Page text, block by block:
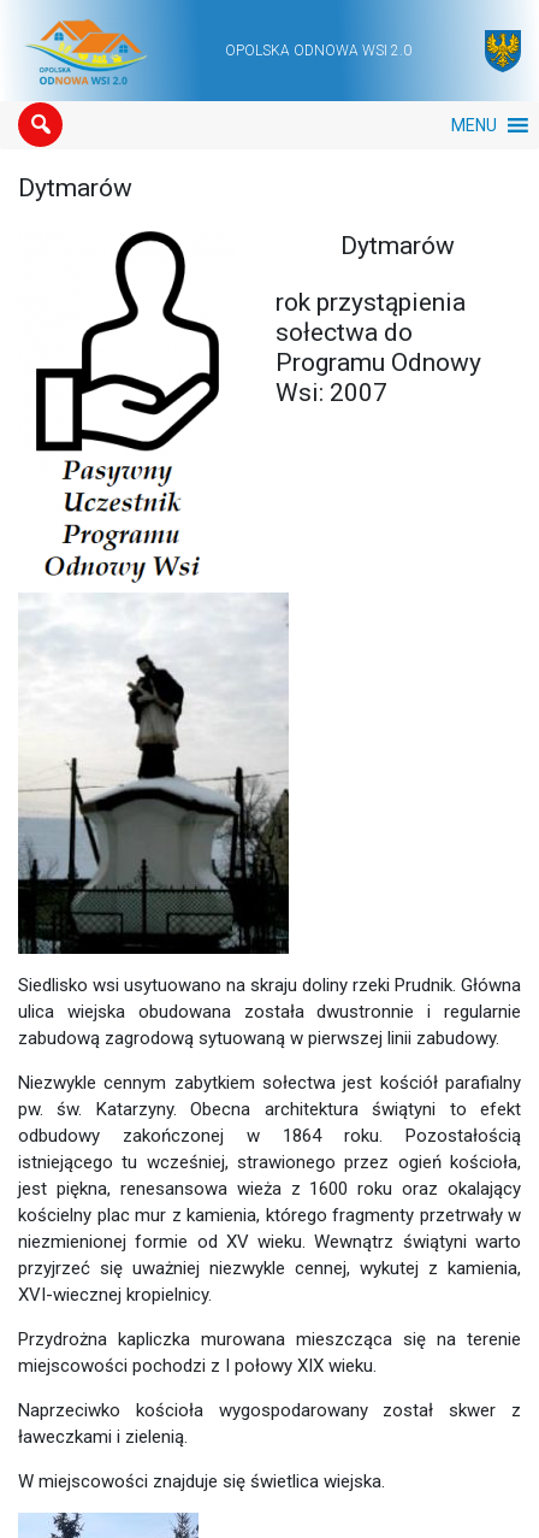
Main NavigationOPOLSKA ODNOWA WSI 2.0
MENU
Dytmarów
Dytmarów
rok przystąpienia
sołectwa do
Programu Odnowy
Wsi: 2007
Siedlisko wsi usytuowano na skraju doliny rzeki Prudnik. Główna
ulica wiejska obudowana została dwustronnie i regularnie
zabudową zagrodową sytuowaną w pierwszej linii zabudowy.
Niezwykle cennym zabytkiem sołectwa jest kościół parafialny
pw. św. Katarzyny. Obecna architektura świątyni to efekt
odbudowy zakończonej w 1864 roku. Pozostałością
istniejącego tu wcześniej, strawionego przez ogień kościoła,
jest piękna, renesansowa wieża z 1600 roku oraz okalający
kościelny plac mur z kamienia, którego fragmenty przetrwały w
niezmienionej formie od XV wieku. Wewnątrz świątyni warto
przyjrzeć się uważniej niezwykle cennej, wykutej z kamienia,
XVI-wiecznej kropielnicy.
Przydrożna kapliczka murowana mieszcząca się na terenie
miejscowości pochodzi z I połowy XIX wieku.
Naprzeciwko kościoła wygospodarowany został skwer z
ławeczkami i zielenią.
W miejscowości znajduje się świetlica wiejska.